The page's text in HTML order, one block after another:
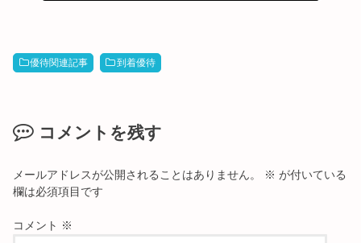
優待関連記事 到着優待
コメントを残す
メールアドレスが公開されることはありません。 ※ が付いている
欄は必須項目です
コメント ※